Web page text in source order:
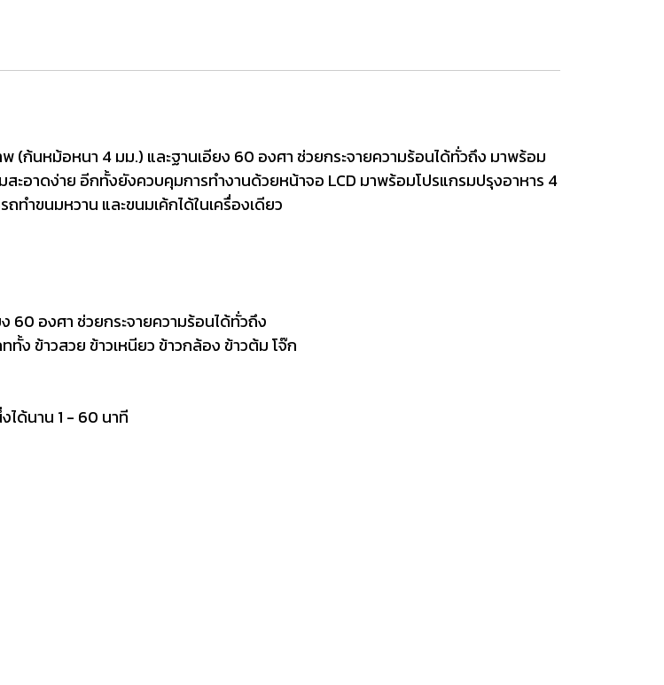
(ก้นหม้อหนา 4 มม.) และฐานเอียง 60 องศา ช่วยกระจายความร้อนได้ทั่วถึง มาพร้อม
ะอาดง่าย อีกทั้งยังควบคุมการทำงานด้วยหน้าจอ LCD มาพร้อมโปรแกรมปรุงอาหาร 4
ทำขนมหวาน และขนมเค้กได้ในเครื่องเดียว
60 องศา ช่วยกระจายความร้อนได้ทั่วถึง
ทั้ง ข้าวสวย ข้าวเหนียว ข้าวกล้อง ข้าวต้ม โจ๊ก
ได้นาน 1 - 60 นาที